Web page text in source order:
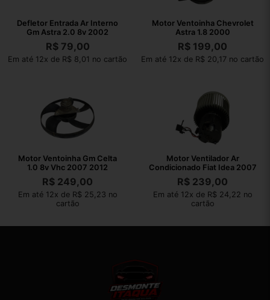
Defletor Entrada Ar Interno
Gm Astra 2.0 8v 2002
R$79,00
Em até 12x de R$ 8,01 no cartão
Motor Ventoinha Chevrolet
Astra 1.8 2000
R$ 199,00
Em até 12x de R$ 20,17 no cartão
Motor Ventoinha Gm Celta
1.0 8v Vhc 2007 2012
R$ 249,00
Em até 12x de R$ 25,23 no
cartão
Motor Ventilador Ar
Condicionado Fiat Idea 2007
R$ 239,00
Em até 12x de R$ 24,22 no
cartão